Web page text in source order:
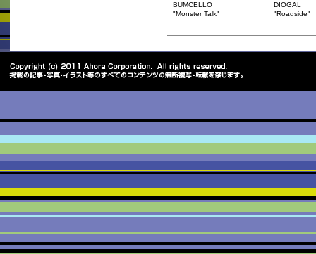
BUMCELLO
"Monster Talk"
DIOGAL
"Roadside"